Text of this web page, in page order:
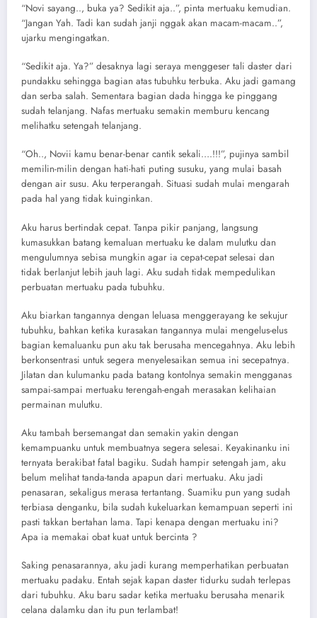
“Novi sayang.., buka ya? Sedikit aja..”, pinta mertuaku kemudian.
“Jangan Yah. Tadi kan sudah janji nggak akan macam-macam..”,
ujarku mengingatkan.
“Sedikit aja. Ya?” desaknya lagi seraya menggeser tali daster dari
pundakku sehingga bagian atas tubuhku terbuka. Aku jadi gamang
dan serba salah. Sementara bagian dada hingga ke pinggang
sudah telanjang. Nafas mertuaku semakin memburu kencang
melihatku setengah telanjang.
“Oh.., Novii kamu benar-benar cantik sekali….!!!”, pujinya sambil
memilin-milin dengan hati-hati puting susuku, yang mulai basah
dengan air susu. Aku terperangah. Situasi sudah mulai mengarah
pada hal yang tidak kuinginkan.
Aku harus bertindak cepat. Tanpa pikir panjang, langsung
kumasukkan batang kemaluan mertuaku ke dalam mulutku dan
mengulumnya sebisa mungkin agar ia cepat-cepat selesai dan
tidak berlanjut lebih jauh lagi. Aku sudah tidak mempedulikan
perbuatan mertuaku pada tubuhku.
Aku biarkan tangannya dengan leluasa menggerayang ke sekujur
tubuhku, bahkan ketika kurasakan tangannya mulai mengelus-elus
bagian kemaluanku pun aku tak berusaha mencegahnya. Aku lebih
berkonsentrasi untuk segera menyelesaikan semua ini secepatnya.
Jilatan dan kulumanku pada batang kontolnya semakin mengganas
sampai-sampai mertuaku terengah-engah merasakan kelihaian
permainan mulutku.
Aku tambah bersemangat dan semakin yakin dengan
kemampuanku untuk membuatnya segera selesai. Keyakinanku ini
ternyata berakibat fatal bagiku. Sudah hampir setengah jam, aku
belum melihat tanda-tanda apapun dari mertuaku. Aku jadi
penasaran, sekaligus merasa tertantang. Suamiku pun yang sudah
terbiasa denganku, bila sudah kukeluarkan kemampuan seperti ini
pasti takkan bertahan lama. Tapi kenapa dengan mertuaku ini?
Apa ia memakai obat kuat untuk bercinta ?
Saking penasarannya, aku jadi kurang memperhatikan perbuatan
mertuaku padaku. Entah sejak kapan daster tidurku sudah terlepas
dari tubuhku. Aku baru sadar ketika mertuaku berusaha menarik
celana dalamku dan itu pun terlambat!